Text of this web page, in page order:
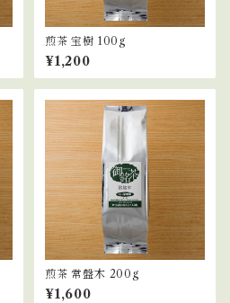
煎茶 宝樹 100g
¥1,200
煎茶 常盤木 200g
¥1,600